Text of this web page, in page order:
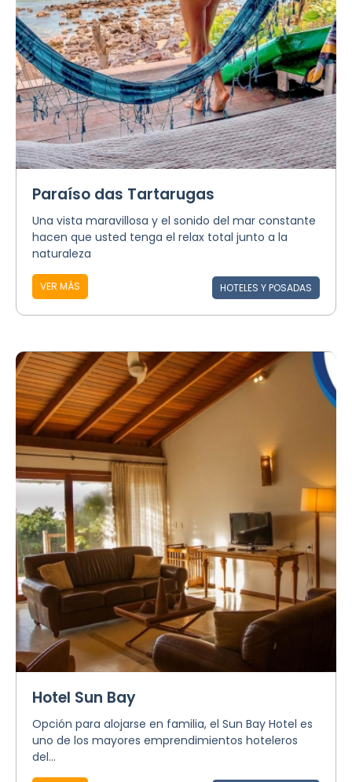
Paraíso das Tartarugas
Una vista maravillosa y el sonido del mar constante
hacen que usted tenga el relax total junto a la
naturaleza
VER MÁS HOTELES Y POSADAS
Hotel Sun Bay
Opción para alojarse en familia, el Sun Bay Hotel es
uno de los mayores emprendimientos hoteleros
del...